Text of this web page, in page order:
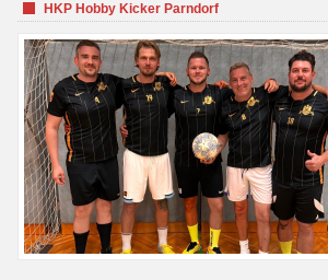
HKP Hobby Kicker Parndorf